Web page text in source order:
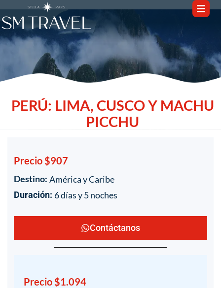
PERÚ: LIMA, CUSCO Y MACHU
PICCHU
Precio $907
Destino: América y Caribe
Duración: 6 días y 5 noches
Contáctanos
Precio $1.094